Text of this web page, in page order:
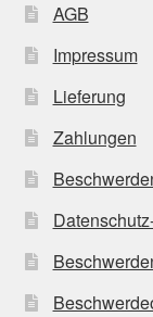
AGB
Impressum
Lieferung
Zahlungen